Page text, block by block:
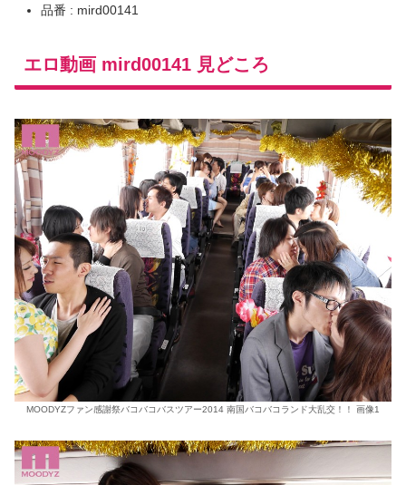
品番 : mird00141
エロ動画 mird00141 見どころ
MOODYZファン感謝祭バコバコバスツアー2014 南国バコバコランド大乱交！！ 画像1